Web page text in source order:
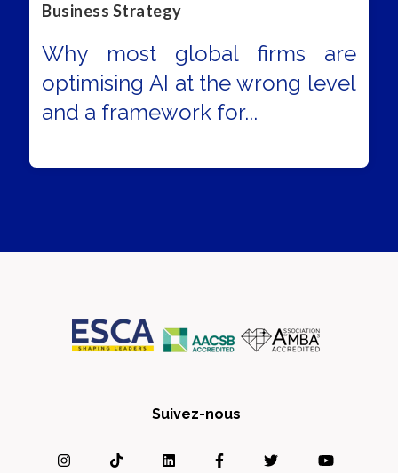
Business Strategy
Why most global firms are
optimising AI at the wrong level
and a framework for...
Suivez-nous